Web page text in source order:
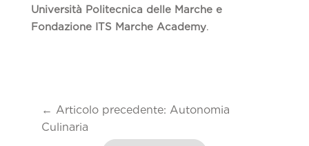
Università Politecnica delle Marche e
Fondazione ITS Marche Academy.
← Articolo precedente: Autonomia
Culinaria